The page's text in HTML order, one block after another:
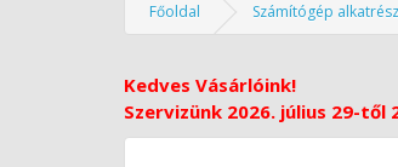
Főoldal Számítógép
Kedves Vásárlóink!
Szervizünk 2026. július 29-